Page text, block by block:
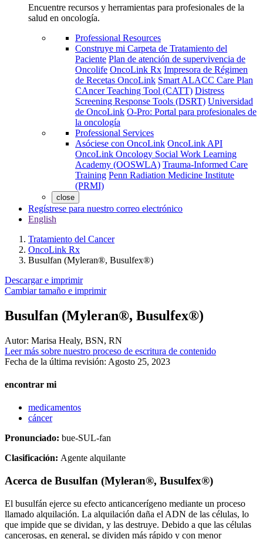
Encuentre recursos y herramientas para profesionales de la
salud en oncología.
Professional Resources
Construye mi Carpeta de Tratamiento del
Paciente Plan de atención de supervivencia de
Oncolife OncoLink Rx Impresora de Régimen
de Recetas OncoLink Smart ALACC Care Plan
CAncer Teaching Tool (CATT) Distress
Screening Response Tools (DSRT) Universidad
de OncoLink O-Pro: Portal para profesionales de
la oncología
Professional Services
Asóciese con OncoLink OncoLink API
OncoLink Oncology Social Work Learning
Academy (OOSWLA) Trauma-Informed Care
Training Penn Radiation Medicine Institute
(PRMI)
close
Regístrese para nuestro correo electrónico
English
Tratamiento del Cancer
OncoLink Rx
Busulfan (Myleran®, Busulfex®)
Descargar e imprimir
Cambiar tamaño e imprimir
Busulfan (Myleran®, Busulfex®)
Autor: Marisa Healy, BSN, RN
Leer más sobre nuestro proceso de escritura de contenido
Fecha de la última revisión: Agosto 25, 2023
encontrar mi
medicamentos
cáncer
Pronunciado: bue-SUL-fan
Clasificación: Agente alquilante
Acerca de Busulfan (Myleran®, Busulfex®)
El busulfán ejerce su efecto anticancerígeno mediante un proceso
llamado alquilación. La alquilación daña el ADN de las células, lo
que impide que se dividan, y las destruye. Debido a que las células
cancerosas, en general, se dividen más rápido y con menor